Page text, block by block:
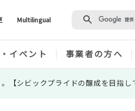
Multilingual
イベント 事業者の方へ
【シビックプライドの醸成を目指し